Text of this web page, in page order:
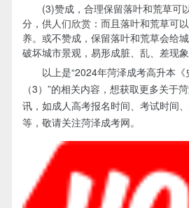
(3)赞成，合理保留落叶和荒草可
分，供人们欣赏：而且落叶和荒草可
养。或不赞成，保留落叶和荒草会给
破坏城市景观，易形成脏、乱、差现
以上是“2024年菏泽成考高升本《
（3）”的相关内容，想获取更多关于
讯，如成人高考报名时间、考试时间
等，敬请关注菏泽成考网。